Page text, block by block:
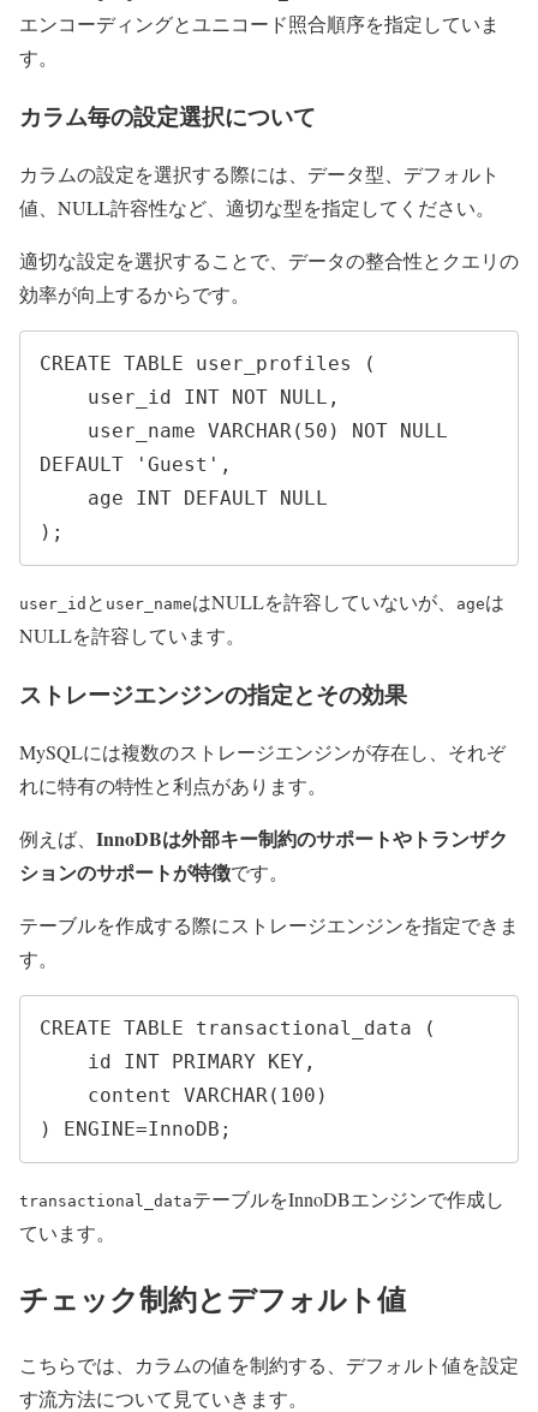
エンコーディングとユニコード照合順序を指定していま
す。
カラム毎の設定選択について
カラムの設定を選択する際には、データ型、デフォルト
値、NULL許容性など、適切な型を指定してください。
適切な設定を選択することで、データの整合性とクエリの
効率が向上するからです。
CREATE TABLE user_profiles (
DEFAULT 'Guest',
);
user_id と user_nameはNULLを許容していないが、 ageは
NULLを許容しています。
ストレージエンジンの指定とその効果
MySQLには複数のストレージエンジンが存在し、それぞ
れに特有の特性と利点があります。
例えば、 InnoDBは外部キー制約のサポートやトランザク
ションのサポートが特徴です。
テーブルを作成する際にストレージエンジンを指定できま
す。
CREATE TABLE transactional_data (
) ENGINE=InnoDB;
transactional_dataテーブルをInnoDBエンジンで作成し
ています。
チェック制約とデフォルト値
こちらでは、カラムの値を制約する、デフォルト値を設定
す流方法について見ていきます。